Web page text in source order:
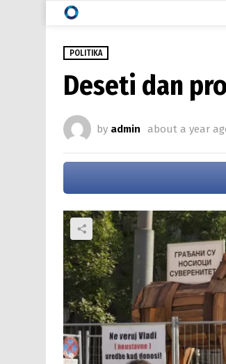
POLITIKA
Deseti dan
by admin about a year